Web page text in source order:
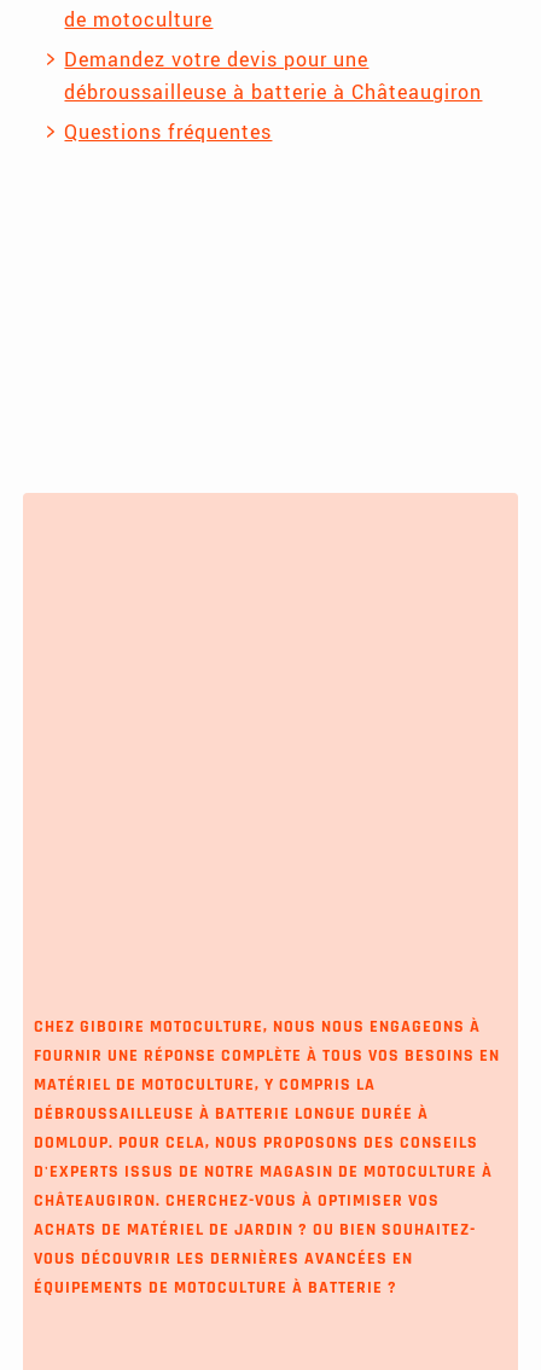
de motoculture
Demandez votre devis pour une
débroussailleuse à batterie à Châteaugiron
Questions fréquentes
CHEZ GIBOIRE MOTOCULTURE, NOUS NOUS ENGAGEONS À
FOURNIR UNE RÉPONSE COMPLÈTE À TOUS VOS BESOINS EN
MATÉRIEL DE MOTOCULTURE, Y COMPRIS LA
DÉBROUSSAILLEUSE À BATTERIE LONGUE DURÉE À
DOMLOUP. POUR CELA, NOUS PROPOSONS DES CONSEILS
D'EXPERTS ISSUS DE NOTRE MAGASIN DE MOTOCULTURE À
CHÂTEAUGIRON. CHERCHEZ-VOUS À OPTIMISER VOS
ACHATS DE MATÉRIEL DE JARDIN ? OU BIEN SOUHAITEZ-
VOUS DÉCOUVRIR LES DERNIÈRES AVANCÉES EN
ÉQUIPEMENTS DE MOTOCULTURE À BATTERIE ?